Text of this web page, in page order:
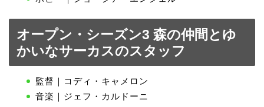
オープン・シーズン3 森の仲間とゆ
かいなサーカスのスタッフ
監督｜コディ・キャメロン
音楽｜ジェフ・カルドーニ